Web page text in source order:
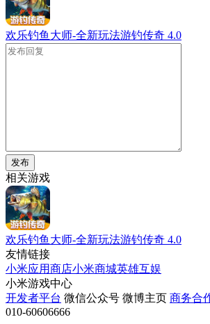
欢乐钓鱼大师-全新玩法游钓传奇 4.0
发布
相关游戏
欢乐钓鱼大师-全新玩法游钓传奇 4.0
友情链接
小米应用商店小米商城英雄互娱
小米游戏中心
开发者平台 微信公众号 微博主页 商务合
010-60606666